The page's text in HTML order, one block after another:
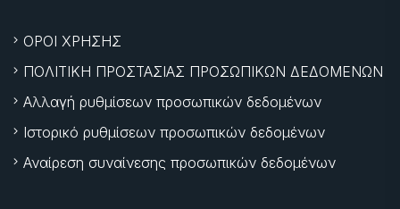
ΟΡΟΙ ΧΡΗΣΗΣ
ΠΟΛΙΤΙΚΗ ΠΡΟΣΤΑΣΙΑΣ ΠΡΟΣΩΠΙΚΩΝ ΔΕΔΟΜΕΝΩΝ
Αλλαγή ρυθμίσεων προσωπικών δεδομένων
Ιστορικό ρυθμίσεων προσωπικών δεδομένων
Αναίρεση συναίνεσης προσωπικών δεδομένων